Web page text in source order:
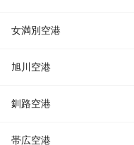
女満別空港
旭川空港
釧路空港
帯広空港